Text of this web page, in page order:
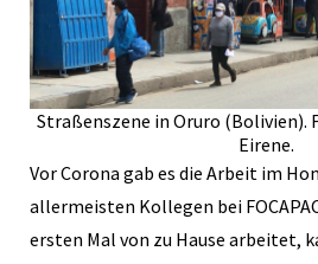
Straßenszene in Oruro (Bolivien).
Eirene.
Vor Corona gab es die Arbeit im
allermeisten Kollegen bei
ersten Mal von zu Hause arbeitet,